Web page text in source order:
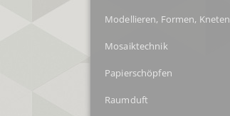
Modellieren, Formen, Kneten
Mosaiktechnik
Papierschöpfen
Raumduft